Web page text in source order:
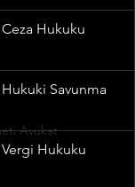
Avukat
Ceza Hukuku
Hukuki Savunma
Vergi Hukuku